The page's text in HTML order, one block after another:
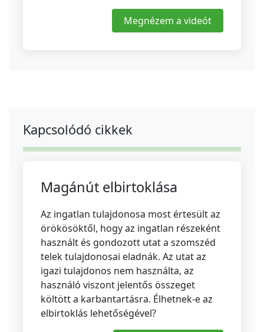
Megnézem a videót
Kapcsolódó cikkek
Magánút elbirtoklása
Az ingatlan tulajdonosa most értesült az
örökösöktől, hogy az ingatlan részeként
használt és gondozott utat a szomszéd
telek tulajdonosai eladnák. Az utat az
igazi tulajdonos nem használta, az
használó viszont jelentős összeget
költött a karbantartásra. Élhetnek-e az
elbirtoklás lehetőségével?